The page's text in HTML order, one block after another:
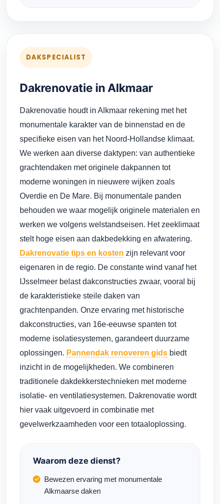
DAKSPECIALIST
Dakrenovatie in Alkmaar
Dakrenovatie houdt in Alkmaar rekening met het
monumentale karakter van de binnenstad en de
specifieke eisen van het Noord-Hollandse klimaat.
We werken aan diverse daktypen: van authentieke
grachtendaken met originele dakpannen tot
moderne woningen in nieuwere wijken zoals
Overdie en De Mare. Bij monumentale panden
behouden we waar mogelijk originele materialen en
werken we volgens welstandseisen. Het zeeklimaat
stelt hoge eisen aan dakbedekking en afwatering.
Dakrenovatie tips en kosten zijn relevant voor
eigenaren in de regio. De constante wind vanaf het
IJsselmeer belast dakconstructies zwaar, vooral bij
de karakteristieke steile daken van
grachtenpanden. Onze ervaring met historische
dakconstructies, van 16e-eeuwse spanten tot
moderne isolatiesystemen, garandeert duurzame
oplossingen. Pannendak renoveren gids biedt
inzicht in de mogelijkheden. We combineren
traditionele dakdekkerstechnieken met moderne
isolatie- en ventilatiesystemen. Dakrenovatie wordt
hier vaak uitgevoerd in combinatie met
gevelwerkzaamheden voor een totaaloplossing.
Waarom deze dienst?
Bewezen ervaring met monumentale
Alkmaarse daken